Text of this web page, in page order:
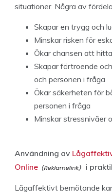
situationer. Några av
Skapar en trygg och
Minskar risken för
Ökar chansen att
Skapar förtroende
och personen i fråga
Ökar säkerheten för
personen i fråga
Minskar stressnivåer
Användning av
Online
i
Lågaffektivt bemötande